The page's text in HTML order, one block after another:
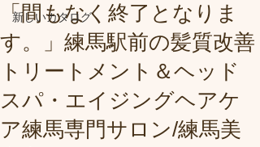
新しいカタログ
「間もなく終了となりま
す。」練馬駅前の髪質改善
トリートメント＆ヘッド
スパ・エイジングヘアケ
ア練馬専門サロン/練馬美